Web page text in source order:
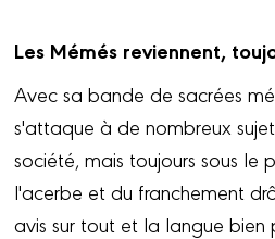
Les Mémés reviennent,
Avec sa bande de sacrées
s'attaque à de nombreux
société, mais toujours sous le
l'acerbe et du franchement
avis sur tout et la langue bien